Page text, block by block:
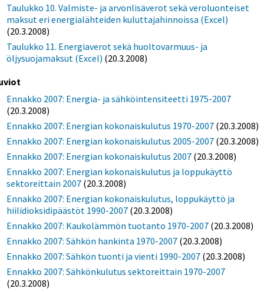
Taulukko 10. Valmiste- ja arvonlisäverot sekä veroluonteiset
maksut eri energialähteiden kuluttajahinnoissa (Excel)
(20.3.2008)
Taulukko 11. Energiaverot sekä huoltovarmuus- ja
öljysuojamaksut (Excel) (20.3.2008)
Ennakko 2007: Energia- ja sähköintensiteetti 1975-2007
(20.3.2008)
Ennakko 2007: Energian kokonaiskulutus 1970-2007 (20.3.2008)
Ennakko 2007: Energian kokonaiskulutus 2005-2007 (20.3.2008)
Ennakko 2007: Energian kokonaiskulutus 2007 (20.3.2008)
Ennakko 2007: Energian kokonaiskulutus ja loppukäyttö
sektoreittain 2007 (20.3.2008)
Ennakko 2007: Energian kokonaiskulutus, loppukäyttö ja
hiilidioksidipäästöt 1990-2007 (20.3.2008)
Ennakko 2007: Kaukolämmön tuotanto 1970-2007 (20.3.2008)
Ennakko 2007: Sähkön hankinta 1970-2007 (20.3.2008)
Ennakko 2007: Sähkön tuonti ja vienti 1990-2007 (20.3.2008)
Ennakko 2007: Sähkönkulutus sektoreittain 1970-2007
(20.3.2008)